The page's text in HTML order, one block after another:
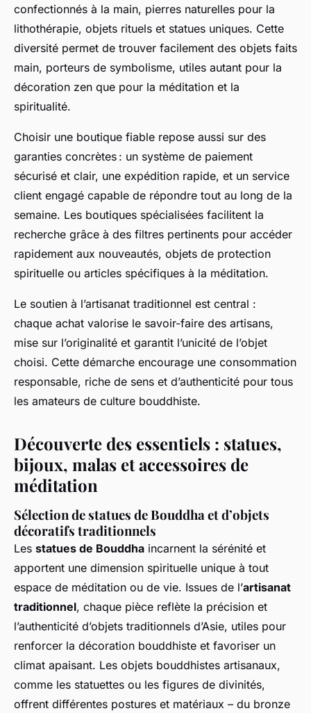
confectionnés à la main, pierres naturelles pour la
lithothérapie, objets rituels et statues uniques. Cette
diversité permet de trouver facilement des objets faits
main, porteurs de symbolisme, utiles autant pour la
décoration zen que pour la méditation et la
spiritualité.
Choisir une boutique fiable repose aussi sur des
garanties concrètes : un système de paiement
sécurisé et clair, une expédition rapide, et un service
client engagé capable de répondre tout au long de la
semaine. Les boutiques spécialisées facilitent la
recherche grâce à des filtres pertinents pour accéder
rapidement aux nouveautés, objets de protection
spirituelle ou articles spécifiques à la méditation.
Le soutien à l’artisanat traditionnel est central :
chaque achat valorise le savoir-faire des artisans,
mise sur l’originalité et garantit l’unicité de l’objet
choisi. Cette démarche encourage une consommation
responsable, riche de sens et d’authenticité pour tous
les amateurs de culture bouddhiste.
Découverte des essentiels : statues,
bijoux, malas et accessoires de
méditation
Sélection de statues de Bouddha et d’objets
décoratifs traditionnels
Les statues de Bouddha incarnent la sérénité et
apportent une dimension spirituelle unique à tout
espace de méditation ou de vie. Issues de l’artisanat
traditionnel, chaque pièce reflète la précision et
l’authenticité d’objets traditionnels d’Asie, utiles pour
renforcer la décoration bouddhiste et favoriser un
climat apaisant. Les objets bouddhistes artisanaux,
comme les statuettes ou les figures de divinités,
offrent différentes postures et matériaux – du bronze